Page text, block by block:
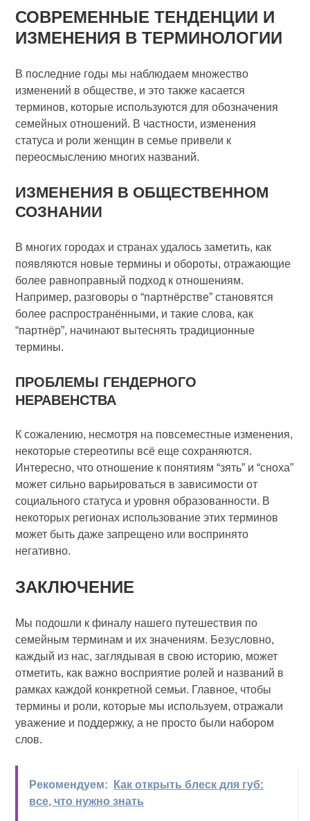
СОВРЕМЕННЫЕ ТЕНДЕНЦИИ И
ИЗМЕНЕНИЯ В ТЕРМИНОЛОГИИ
В последние годы мы наблюдаем множество
изменений в обществе, и это также касается
терминов, которые используются для обозначения
семейных отношений. В частности, изменения
статуса и роли женщин в семье привели к
переосмыслению многих названий.
ИЗМЕНЕНИЯ В ОБЩЕСТВЕННОМ
СОЗНАНИИ
В многих городах и странах удалось заметить, как
появляются новые термины и обороты, отражающие
более равноправный подход к отношениям.
Например, разговоры о “партнёрстве” становятся
более распространёнными, и такие слова, как
“партнёр”, начинают вытеснять традиционные
термины.
ПРОБЛЕМЫ ГЕНДЕРНОГО
НЕРАВЕНСТВА
К сожалению, несмотря на повсеместные изменения,
некоторые стереотипы всё еще сохраняются.
Интересно, что отношение к понятиям “зять” и “сноха”
может сильно варьироваться в зависимости от
социального статуса и уровня образованности. В
некоторых регионах использование этих терминов
может быть даже запрещено или воспринято
негативно.
ЗАКЛЮЧЕНИЕ
Мы подошли к финалу нашего путешествия по
семейным терминам и их значениям. Безусловно,
каждый из нас, заглядывая в свою историю, может
отметить, как важно восприятие ролей и названий в
рамках каждой конкретной семьи. Главное, чтобы
термины и роли, которые мы используем, отражали
уважение и поддержку, а не просто были набором
слов.
Рекомендуем:
Как открыть блеск для губ:
все, что нужно знать